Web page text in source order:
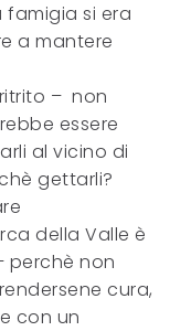
si era
a mantere
– non
essere
al vicino di
gettarli?
della Valle è
perchè non
cura,
con un